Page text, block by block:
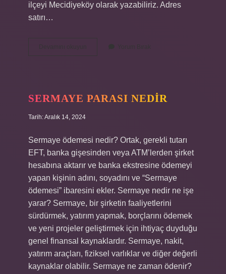
ilçeyi Mecidiyeköy olarak yazabiliriz. Adres
satırı…
SERMAYE PARASI NEDIR
Tarih: Aralık 14, 2024
Sermaye ödemesi nedir? Ortak, gerekli tutarı
EFT, banka gişesinden veya ATM’lerden şirket
hesabına aktarır ve banka ekstresine ödemeyi
yapan kişinin adını, soyadını ve “Sermaye
ödemesi” ibaresini ekler. Sermaye nedir ne işe
yarar? Sermaye, bir şirketin faaliyetlerini
sürdürmek, yatırım yapmak, borçlarını ödemek
ve yeni projeler geliştirmek için ihtiyaç duyduğu
genel finansal kaynaklardır. Sermaye, nakit,
yatırım araçları, fiziksel varlıklar ve diğer değerli
kaynaklar olabilir. Sermaye ne zaman ödenir?